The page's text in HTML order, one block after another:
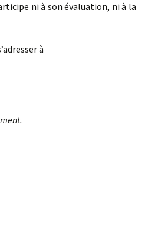
ni à son évaluation, ni à la
à